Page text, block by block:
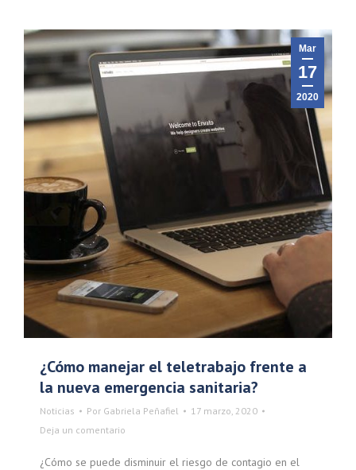
Mar
17
2020
¿Cómo manejar el teletrabajo frente a
la nueva emergencia sanitaria?
Noticias Por Gabriela Peñafiel
17 marzo, 2020
Deja un comentario
¿Cómo se puede disminuir el riesgo de contagio en el